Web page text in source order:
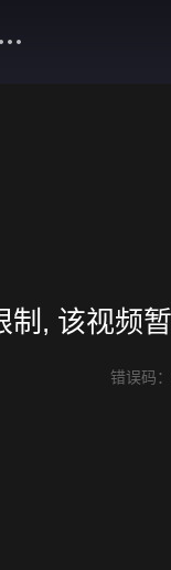
制, 该视频
错误码：